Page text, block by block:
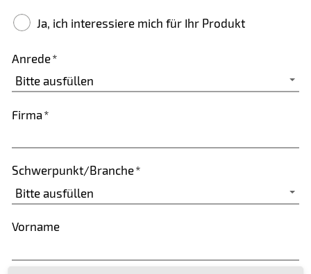
Ja, ich interessiere mich für Ihr Produkt
Anrede*
Firma *
Schwerpunkt/Branche*
Vorname